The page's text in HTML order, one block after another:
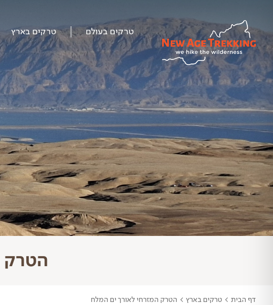
טרקים בעולם טרקים בארץ
הטרק
דף הבית > טרקים בארץ > הטרק המזרחי לאורך ים המלח